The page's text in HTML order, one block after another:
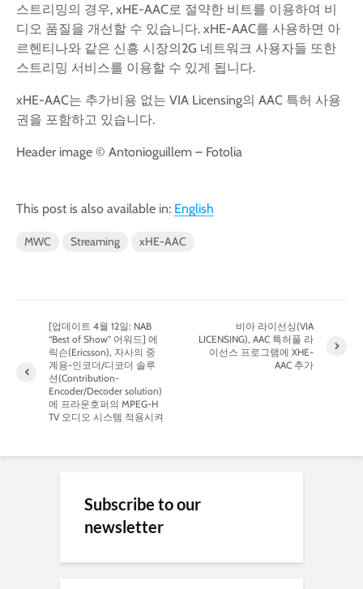
스트리밍의 경우, xHE-AAC로 절약한 비트를 이용하여 비
디오 품질을 개선할 수 있습니다. xHE-AAC를 사용하면 아
르헨티나와 같은 신흥 시장의2G 네트워크 사용자들 또한
스트리밍 서비스를 이용할 수 있게 됩니다.
xHE-AAC는 추가비용 없는 VIA Licensing의 AAC 특허 사용
권을 포함하고 있습니다.
Header image © Antonioguillem – Fotolia
This post is also available in: English
MWC Streaming xHE-AAC
[업데이트 4월 12일: NAB
“Best of Show” 어워드] 에
릭슨(Ericsson), 자사의 중
계용-인코더/디코더 솔루
션(Contribution-
Encoder/Decoder solution)
에 프라운호퍼의 MPEG-H
TV 오디오 시스템 적용시켜
비아 라이선싱(VIA
LICENSING), AAC 특허풀 라
이선스 프로그램에 XHE-
AAC 추가
Subscribe to our
newsletter